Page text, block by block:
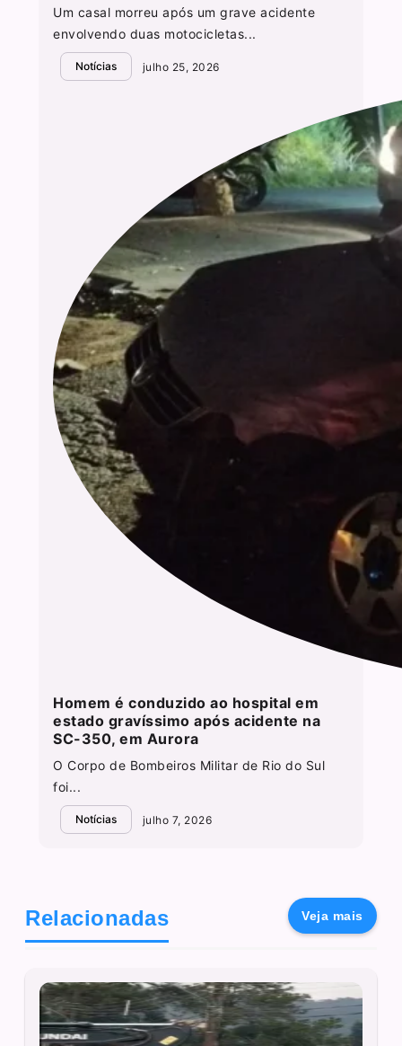
Um casal morreu após um grave acidente
envolvendo duas motocicletas...
Notícias julho 25, 2026
Homem é conduzido ao hospital em
estado gravíssimo após acidente na
SC-350, em Aurora
O Corpo de Bombeiros Militar de Rio do Sul
foi...
Notícias julho 7, 2026
Relacionadas Veja mais